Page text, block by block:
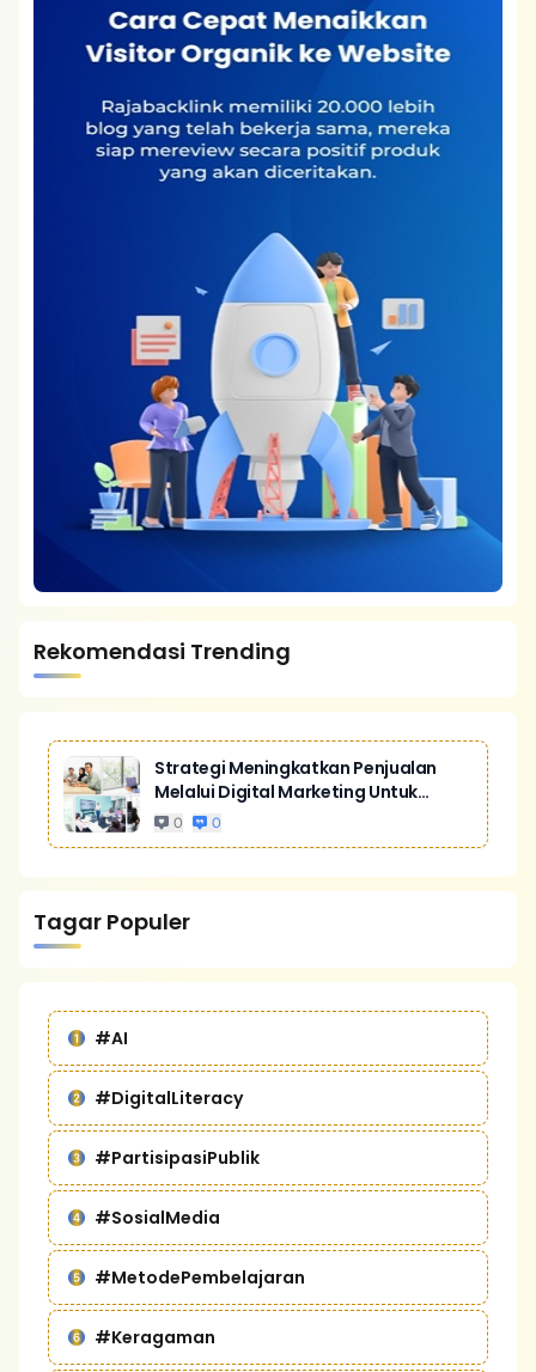
Rekomendasi Trending
Strategi Meningkatkan Penjualan
Melalui Digital Marketing Untuk
Bisnis Yang Lebih Kompetitif
0 0
Tagar Populer
#AI
#DigitalLiteracy
#PartisipasiPublik
#SosialMedia
#MetodePembelajaran
#Keragaman